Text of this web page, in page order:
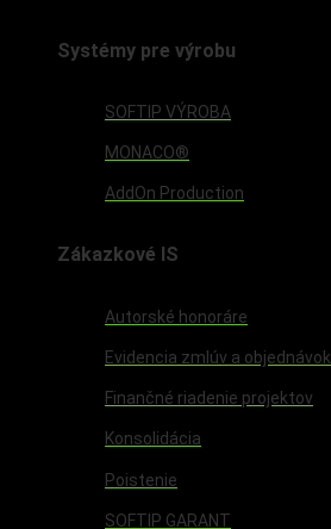
Systémy pre výrobu
SOFTIP VÝROBA
MONACO®
AddOn Production
Zákazkové IS
Autorské honoráre
Evidencia zmlúv a objednávok
Finančné riadenie projektov
Konsolidácia
Poistenie
SOFTIP GARANT